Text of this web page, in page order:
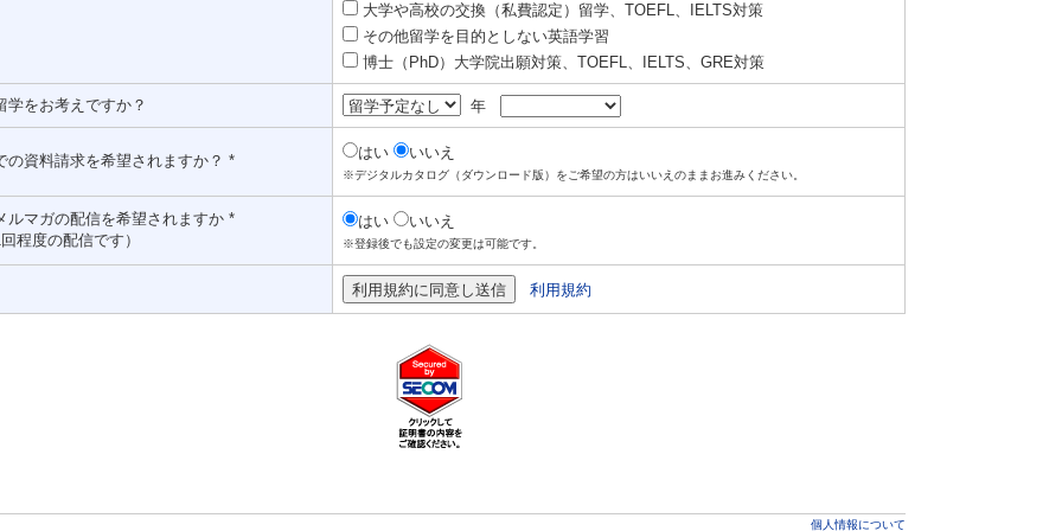
大学や高校の交換（私費認定）留学、TOEFL、IELTS対策
その他留学を目的としない英語学習
博士（PhD）大学院出願対策、TOEFL、IELTS、GRE対策
学をお考えですか？ 年
の資料請求を希望されますか？ * はい いいえ
※デジタルカタログ（ダウンロード版）をご希望の方はいいえのままお進みください。
ルマガの配信を希望されますか *
回程度の配信です）
はい いいえ
※登録後でも設定の変更は可能です。
利用規約
個人情報について